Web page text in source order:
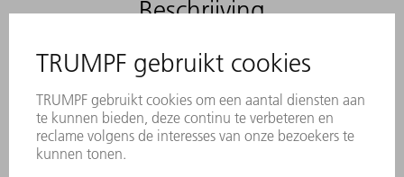
Beschrijving
Originele borstels voorkomen effectief
stabiliteit en zijn gemaakt van duurzaam
materiaal.
Voorkomen van krassen